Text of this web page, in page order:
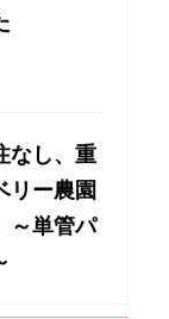
なし、重
リー農園
単管パ